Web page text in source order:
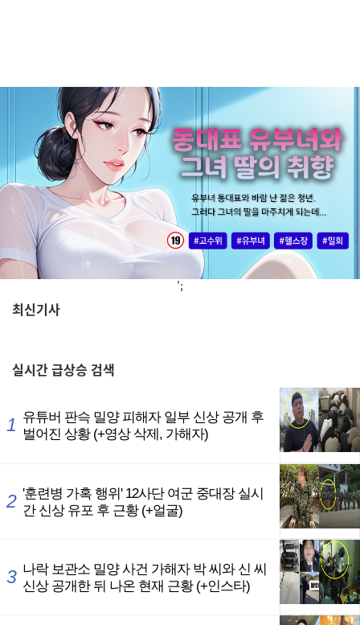
';
최신기사
실시간급상승 검색